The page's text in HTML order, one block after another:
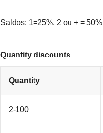
Saldos: 1=25%, 2 ou + = 50%
Quantity discounts
Quantity
2-100